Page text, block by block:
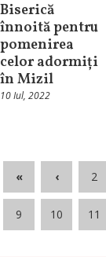
Biserică
înnoită pentru
pomenirea
celor adormiți
în Mizil
10 Iul, 2022
« ‹ 2
9 10 11